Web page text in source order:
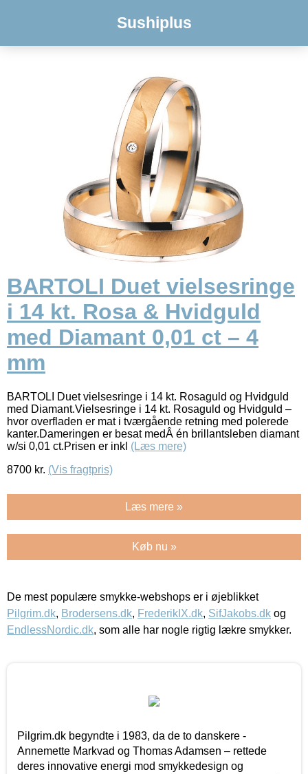
Sushiplus
BARTOLI Duet vielsesringe
i 14 kt. Rosa & Hvidguld
med Diamant 0,01 ct – 4
mm
BARTOLI Duet vielsesringe i 14 kt. Rosaguld og Hvidguld
med Diamant.Vielsesringe i 14 kt. Rosaguld og Hvidguld –
hvor overfladen er mat i tværgående retning med polerede
kanter.Dameringen er besat medÂ én brillantsleben diamant
w/si 0,01 ct.Prisen er inkl (Læs mere)
8700 kr. (Vis fragtpris)
Læs mere »
Køb nu »
De mest populære smykke-webshops er i øjeblikket
Pilgrim.dk, Brodersens.dk, FrederikIX.dk, SifJakobs.dk og
EndlessNordic.dk, som alle har nogle rigtig lækre smykker.
Pilgrim.dk begyndte i 1983, da de to danskere -
Annemette Markvad og Thomas Adamsen – rettede
deres innovative energi mod smykkedesign og